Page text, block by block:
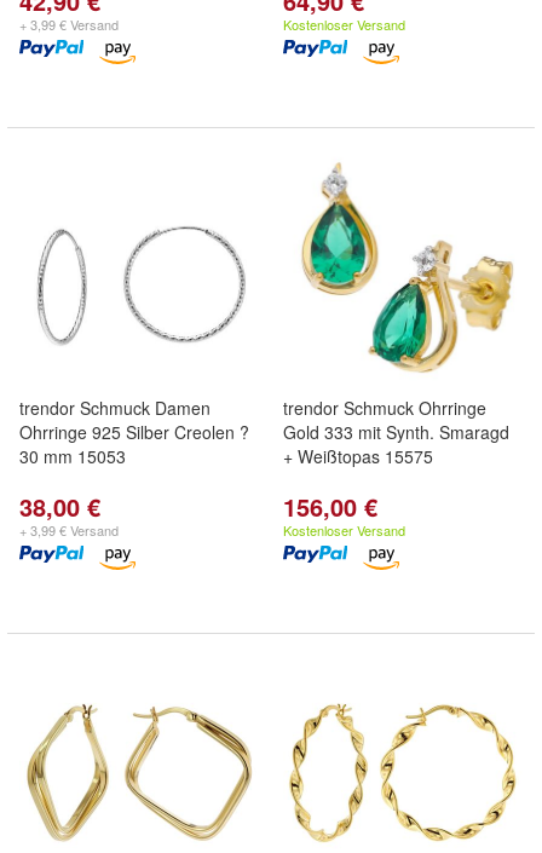
+ 3,99 € Versand Kostenloser Versand
trendor Schmuck Damen
Ohrringe 925 Silber Creolen ?
30 mm 15053
38,00 €
+ 3,99 € Versand
trendor Schmuck Ohrringe
Gold 333 mit Synth. Smaragd
+ Weißtopas 15575
156,00 €
Kostenloser Versand